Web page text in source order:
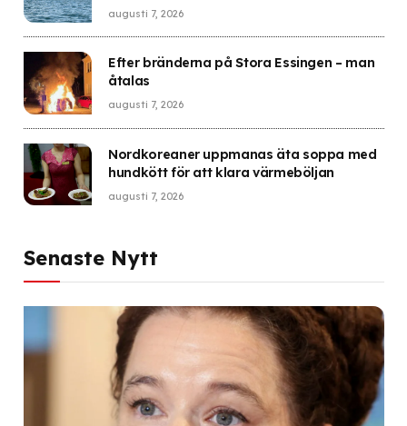
augusti 7, 2026
Efter bränderna på Stora Essingen – man
åtalas
augusti 7, 2026
Nordkoreaner uppmanas äta soppa med
hundkött för att klara värmeböljan
augusti 7, 2026
Senaste Nytt